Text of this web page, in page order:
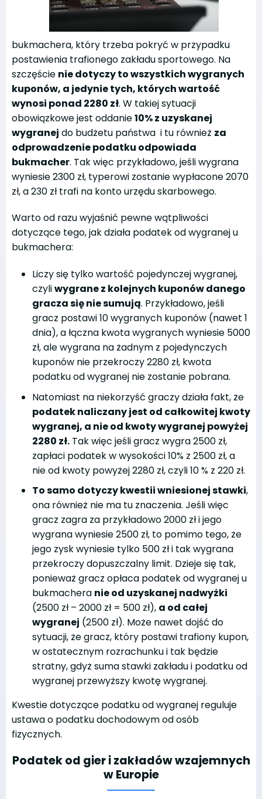
bukmachera, który trzeba pokryć w przypadku
postawienia trafionego zakładu sportowego. Na
szczęście nie dotyczy to wszystkich wygranych
kuponów, a jedynie tych, których wartość
wynosi ponad 2280 zł. W takiej sytuacji
obowiązkowe jest oddanie10% z uzyskanej
wygranej do budżetu państwa i tu również za
odprowadzenie podatku odpowiada
bukmacher. Tak więc przykładowo, jeśli wygrana
wyniesie 2300 zł, typerowi zostanie wypłacone 2070
zł, a 230 zł trafi na konto urzędu skarbowego.
Warto od razu wyjaśnić pewne wątpliwości
dotyczące tego, jak działa podatek od wygranej u
bukmachera:
Liczy się tylko wartość pojedynczej wygranej,
czyliwygrane z kolejnych kuponów danego
gracza się nie sumują. Przykładowo, jeśli
gracz postawi 10 wygranych kuponów (nawet 1
dnia), a łączna kwota wygranych wyniesie 5000
zł, ale wygrana na żadnym z pojedynczych
kuponów nie przekroczy 2280 zł, kwota
podatku od wygranej nie zostanie pobrana.
Natomiast na niekorzyść graczy działa fakt, że
podatek naliczany jest od całkowitej kwoty
wygranej, a nie od kwoty wygranej powyżej
2280 zł. Tak więc jeśli gracz wygra 2500 zł,
zapłaci podatek w wysokości 10% z 2500 zł, a
nie od kwoty powyżej 2280 zł, czyli 10 % z 220 zł.
To samo dotyczy kwestii wniesionej stawki,
ona również nie ma tu znaczenia. Jeśli więc
gracz zagra za przykładowo 2000 zł i jego
wygrana wyniesie 2500 zł, to pomimo tego, że
jego zysk wyniesie tylko 500 zł i tak wygrana
przekroczy dopuszczalny limit. Dzieje się tak,
ponieważ gracz opłaca podatek od wygranej u
bukmachera nie od uzyskanej nadwyżki
(2500 zł – 2000 zł = 500 zł), a od całej
wygranej (2500 zł). Może nawet dojść do
sytuacji, że gracz, który postawi trafiony kupon,
w ostatecznym rozrachunku i tak będzie
stratny, gdyż suma stawki zakładu i podatku od
wygranej przewyższy kwotę wygranej.
Kwestie dotyczące podatku od wygranej reguluje
ustawa o podatku dochodowym od osób
fizycznych.
Podatek od gier i zakładów wzajemnych
w Europie